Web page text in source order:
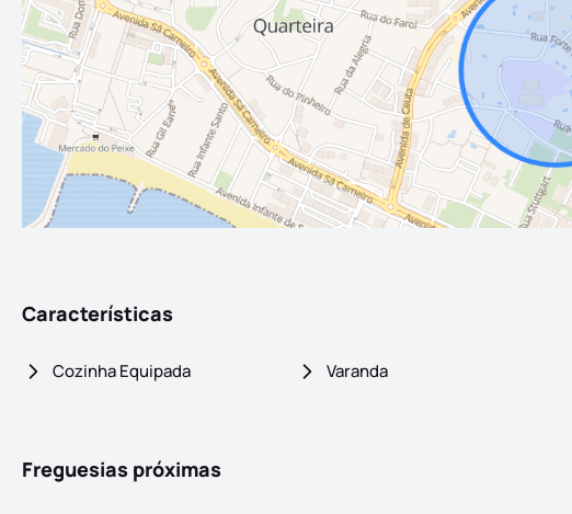
Características
Cozinha Equipada Varanda
Freguesias próximas